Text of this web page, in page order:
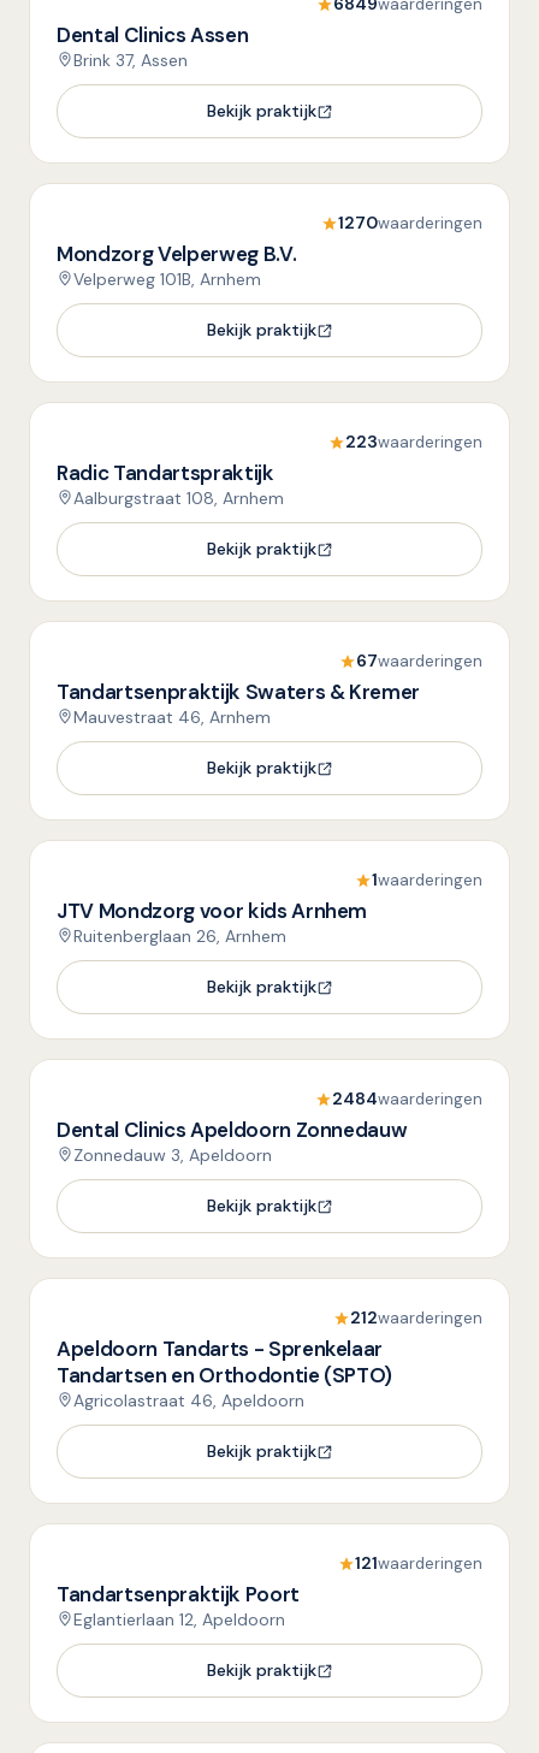
Dental Clinics Assen
Brink 37, Assen
Bekijk praktijk
1270waarderingen
Mondzorg Velperweg B.V.
Velperweg 101B, Arnhem
Bekijk praktijk
223waarderingen
Radic Tandartspraktijk
Aalburgstraat 108, Arnhem
Bekijk praktijk
67waarderingen
Tandartsenpraktijk Swaters & Kremer
Mauvestraat 46, Arnhem
Bekijk praktijk
1waarderingen
JTV Mondzorg voor kids Arnhem
Ruitenberglaan 26, Arnhem
Bekijk praktijk
2484waarderingen
Dental Clinics Apeldoorn Zonnedauw
Zonnedauw 3, Apeldoorn
Bekijk praktijk
212waarderingen
Apeldoorn Tandarts - Sprenkelaar
Tandartsen en Orthodontie (SPTO)
Agricolastraat 46, Apeldoorn
Bekijk praktijk
121waarderingen
Tandartsenpraktijk Poort
Eglantierlaan 12, Apeldoorn
Bekijk praktijk